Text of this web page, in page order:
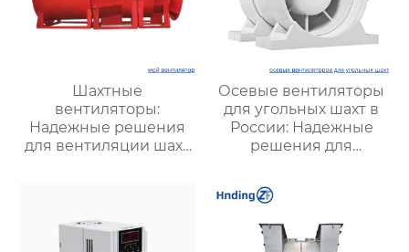
Шахтные
вентиляторы:
Надежные решения
для вентиляции шахт
Осевые вентиляторы
для угольных шахт в
России: Надежные
решения для
вентиляции и
безопасности